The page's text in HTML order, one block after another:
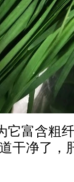
它富含粗
干净了，